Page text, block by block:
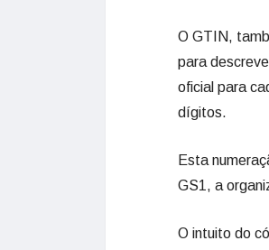
O GTIN,
para
oficial para
dígitos.
Esta
GS1, a
O intuito do